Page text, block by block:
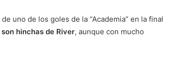
uno de los goles de la “Academia” en la final
hinchas de River, aunque con mucho